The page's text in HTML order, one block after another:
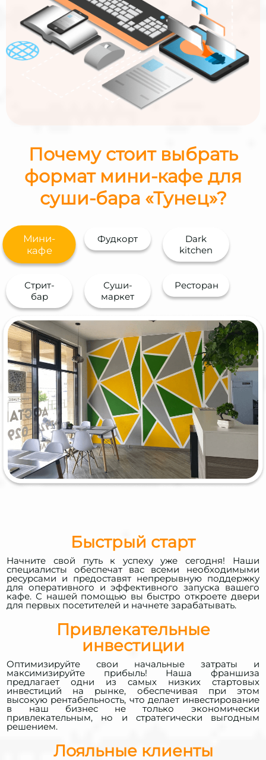
Почему стоит выбрать
формат мини-кафе для
суши-бара «Тунец»?
Мини-
кафе
Фудкорт
Dark
kitchen
Стрит-
бар
Суши-
маркет
Ресторан
Быстрый старт
Начните свой путь к успеху уже сегодня! Наши
специалисты обеспечат вас всеми необходимыми
ресурсами и предоставят непрерывную поддержку
для оперативного и эффективного запуска вашего
кафе. С нашей помощью вы быстро откроете двери
для первых посетителей и начнете зарабатывать.
Привлекательные
инвестиции
Оптимизируйте свои начальные затраты и
максимизируйте прибыль! Наша франшиза
предлагает одни из самых низких стартовых
инвестиций на рынке, обеспечивая при этом
высокую рентабельность, что делает инвестирование
в наш бизнес не только экономически
привлекательным, но и стратегически выгодным
решением.
Лояльные клиенты